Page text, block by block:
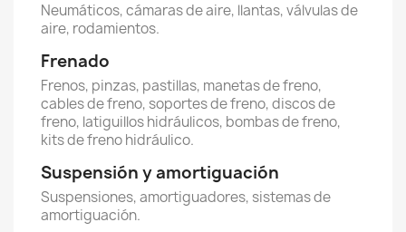
Neumáticos, cámaras de aire, llantas, válvulas de
aire, rodamientos.
Frenado
Frenos, pinzas, pastillas, manetas de freno,
cables de freno, soportes de freno, discos de
freno, latiguillos hidráulicos, bombas de freno,
kits de freno hidráulico.
Suspensión y amortiguación
Suspensiones, amortiguadores, sistemas de
amortiguación.